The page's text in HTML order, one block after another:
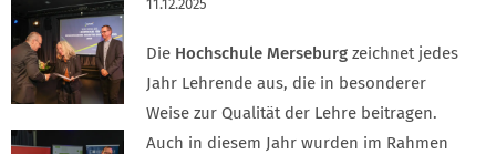
11.12.2025
Die Hochschule Merseburg zeichnet jedes
Jahr Lehrende aus, die in besonderer
Weise zur Qualität der Lehre beitragen.
Auch in diesem Jahr wurden im Rahmen